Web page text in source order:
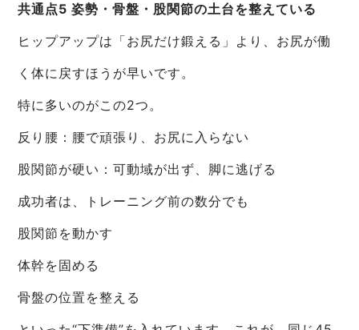
共通点5 姿勢・骨盤・股関節の土台を整えている
ヒップアップは「お尻だけ鍛える」より、お尻が働
く体に戻すほうが早いです。
特に多いのがこの2つ。
反り腰：腰で頑張り、お尻に入らない
股関節が硬い：可動域が出ず、脚に逃げる
成功者は、トレーニング前の数分でも
股関節を動かす
体幹を固める
骨盤の位置を整える